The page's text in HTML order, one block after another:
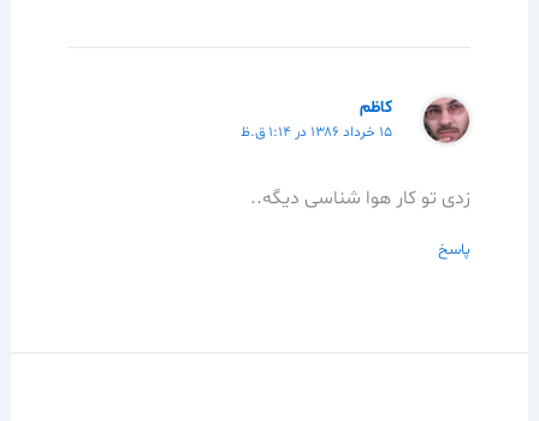
کاظم
۱۵ خرداد ۱۳۸۶ در ۱:۱۴ ق.ظ
زدی تو کار هوا شناسی دیگه..
پاسخ